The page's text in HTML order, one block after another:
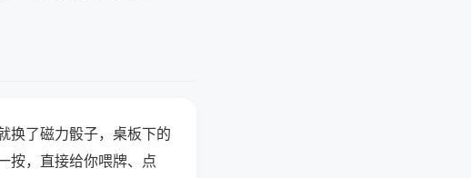
换了磁力骰子，桌板下的
按，直接给你喂牌、点